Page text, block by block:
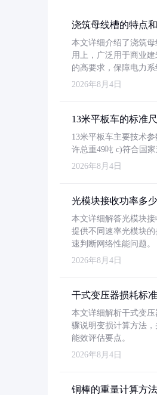
浇筑母线槽的特点
本文详细介绍了浇筑
用上，广泛用于商业
的高要求，保障电力系
2026年8月4日
13米平板车的标准
13米平板车主要技术
许总重49吨 c)符合国
2026年8月4日
光模块接收功率多
本文详细解答光模块
提供不同速率光模块
速判断网络性能问题。
2026年8月4日
干式变压器损耗标
本文详细解析干式变
骤说明变损计算方法
能效评估要点。
2026年8月4日
铜棒的重量计算方